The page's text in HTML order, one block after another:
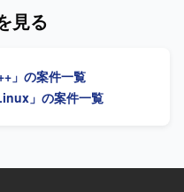
いただけます。 【開
り組んでいただきま
めています。オブジェ
えて開発を進められる
やAstahなどの
見る
」の案件一覧
」の案件一覧